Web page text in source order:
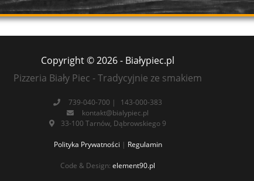
Copyright © 2026 - Białypiec.pl
Pizzeria Biały Piec - Tradycyjnie ze smakiem
739-040-700 |
143-000-383
kontakt@bialypiec.pl
33-100 Tarnów, Dąbrowskiego 9
Polityka Prywatności | Regulamin
Code & Design: element90.pl